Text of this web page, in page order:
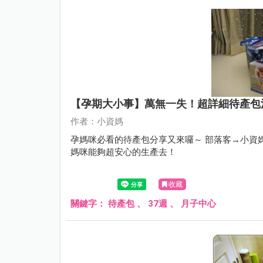
【孕期大小事】萬無一失！超詳細待產
作者：小資媽
孕媽咪必看的待產包分享又來囉～ 部落客→小資媽的超齊全待產包，包括月子中心所需的東西一起準備囉！ 讓
媽咪能夠超安心的生產去！
收藏
關鍵字： 待產包、 37週 、 月子中心